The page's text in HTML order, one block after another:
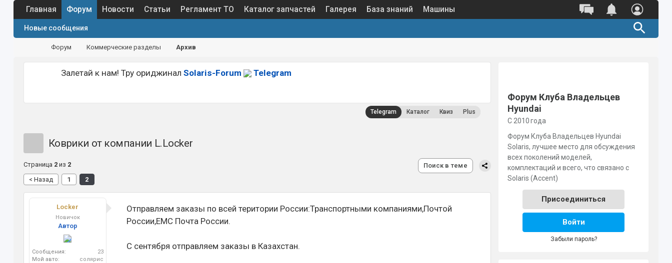
Главная Форум
Новые сообщения
Новости Статьи Регламент ТО Каталог запчастей Галерея База знаний Машины
Форум Коммерческие разделы Архив
Залетай к нам! Тру ориджинал Solaris-Forum Telegram
Telegram Каталог Квиз Plus
Коврики от компании L.Locker
Поиск в теме
Страница 2из 2
< Назад
1 2
Locker
Новичок
Автор
Сообщения:
23
Мой авто:
солярис
Отправляем заказы по всей територии России:Транспортными компаниями,Почтой
России,ЕМС Почта России.
С сентября отправляем заказы в Казахстан.
Форум Клуба Владельцев
Hyundai
С 2010 года
Форум Клуба Владельцев Hyundai
Solaris, лучшее место для обсуждения
всех поколений моделей,
комплектаций и всего, что связано с
Solaris (Accent)
Присоединиться
Войти
Забыли пароль?